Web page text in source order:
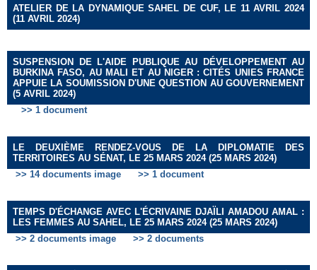
ATELIER DE LA DYNAMIQUE SAHEL DE CUF, LE 11 AVRIL 2024
(11 AVRIL 2024)
SUSPENSION DE L'AIDE PUBLIQUE AU DÉVELOPPEMENT AU
BURKINA FASO, AU MALI ET AU NIGER : CITÉS UNIES FRANCE
APPUIE LA SOUMISSION D'UNE QUESTION AU GOUVERNEMENT
(5 AVRIL 2024)
>> 1 document
LE DEUXIÈME RENDEZ-VOUS DE LA DIPLOMATIE DES
TERRITOIRES AU SÉNAT, LE 25 MARS 2024 (25 MARS 2024)
>> 14 documents image
>> 1 document
TEMPS D'ÉCHANGE AVEC L'ÉCRIVAINE DJAÏLI AMADOU AMAL :
LES FEMMES AU SAHEL, LE 25 MARS 2024 (25 MARS 2024)
>> 2 documents image
>> 2 documents